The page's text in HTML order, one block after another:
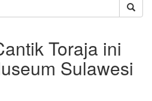
Toraja ini
Sulawesi